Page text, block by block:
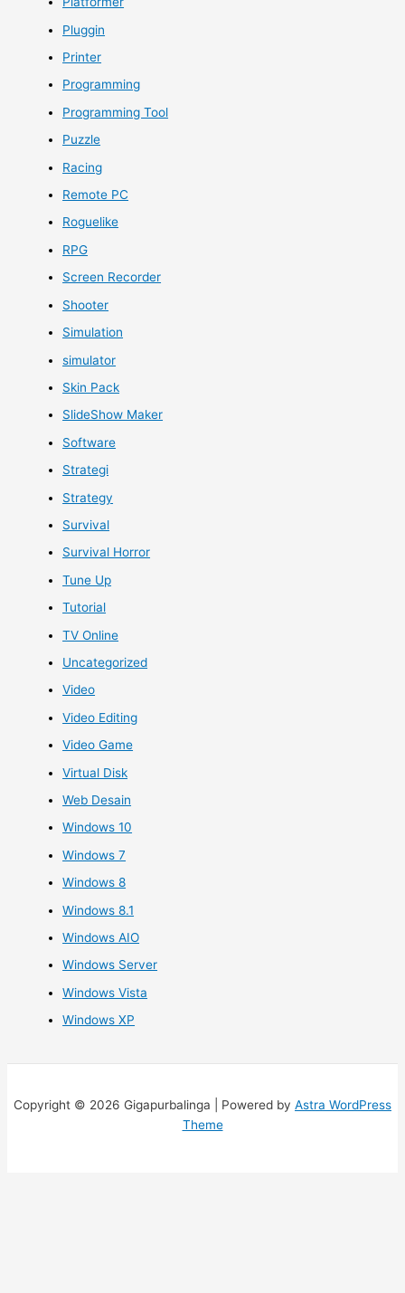
Pluggin
Printer
Programming
Programming Tool
Puzzle
Racing
Remote PC
Roguelike
RPG
Screen Recorder
Shooter
Simulation
simulator
Skin Pack
SlideShow Maker
Software
Strategi
Strategy
Survival
Survival Horror
Tune Up
Tutorial
TV Online
Uncategorized
Video
Video Editing
Video Game
Virtual Disk
Web Desain
Windows 10
Windows 7
Windows 8
Windows 8.1
Windows AIO
Windows Server
Windows Vista
Windows XP
Copyright © 2026 Gigapurbalinga | Powered by Astra WordPress
Theme